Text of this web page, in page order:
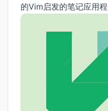
的Vim启发的笔记应用程